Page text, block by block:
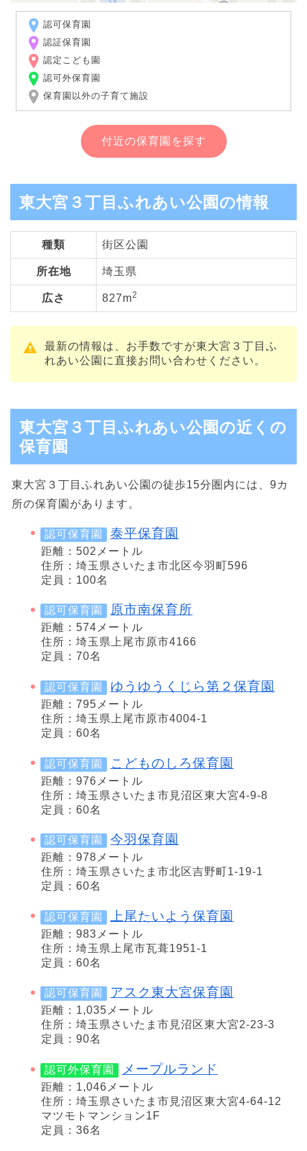
認可保育園
認証保育園
認定こども園
認可外保育園
保育園以外の子育て施設
付近の保育園を探す
東大宮３丁目ふれあい公園の情報
種類 街区公園
所在地 埼玉県
広さ 827m2
最新の情報は、お手数ですが東大宮３丁目ふ
れあい公園に直接お問い合わせください。
東大宮３丁目ふれあい公園の近くの
保育園
東大宮３丁目ふれあい公園の徒歩15分圏内には、9カ
所の保育園があります。
認可保育園 泰平保育園
距離：502メートル
住所：埼玉県さいたま市北区今羽町596
定員：100名
認可保育園 原市南保育所
距離：574メートル
住所：埼玉県上尾市原市4166
定員：70名
認可保育園 ゆうゆうくじら第２保育園
距離：795メートル
住所：埼玉県上尾市原市4004-1
定員：60名
認可保育園 こどものしろ保育園
距離：976メートル
住所：埼玉県さいたま市見沼区東大宮4-9-8
定員：60名
認可保育園 今羽保育園
距離：978メートル
住所：埼玉県さいたま市北区吉野町1-19-1
定員：60名
認可保育園 上尾たいよう保育園
距離：983メートル
住所：埼玉県上尾市瓦葺1951-1
定員：60名
認可保育園 アスク東大宮保育園
距離：1,035メートル
住所：埼玉県さいたま市見沼区東大宮2-23-3
定員：90名
認可外保育園 メープルランド
距離：1,046メートル
住所：埼玉県さいたま市見沼区東大宮4-64-12
マツモトマンション1F
定員：36名